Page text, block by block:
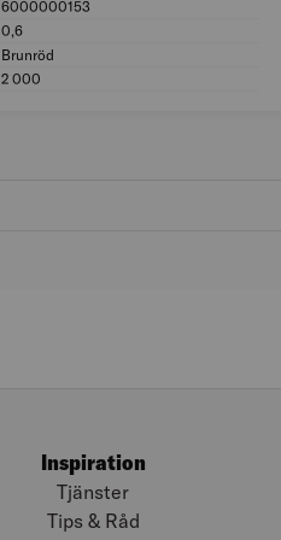
6000000153
0,6
Brunröd
2 000
Inspiration
Tjänster
Tips & Råd